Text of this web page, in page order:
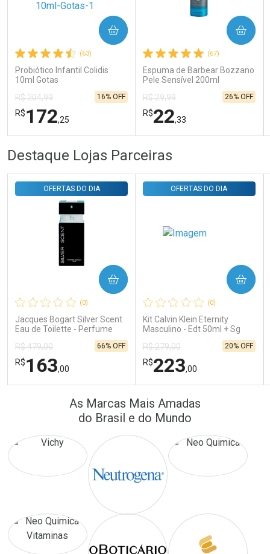
Comprar sem Desconto
Por R$ 29,30/cada
Comprar sem Desconto
Por R$ 29,30/cada
(63)
Probiótico Infantil Colidis
10ml Gotas
R$ 204,99
R$172,25
16% OFF
COMPRAR
FECHAR
Laboratório
Comprar sem Desconto
Por R$ 172,25/cada
FECHAR
Por Menos
Comprar sem Desconto
Por R$ 172,25/cada
(67)
Espuma de Barbear Bozzano
Pele Sensível 200ml
R$ 29,99
R$22,33
26% OFF
COMPRAR
Comprar sem Desconto
Por R$ 22,33/cada
Comprar sem Desconto
Por R$ 22,33/cada
Destaque Lojas Parceiras
(0)
Jacques Bogart Silver Scent
Eau de Toilette - Perfume
OFERTAS DO DIA
R$ 479,00
R$163,00
66% OFF
COMPRAR
FECHAR
Ativar Desconto
FECHAR
Por Menos
(0)
Kit Calvin Klein Eternity
Masculino - Edt 50ml + Sg
OFERTAS DO DIA
R$ 279,00
R$223,00
20% OFF
COMPRAR
Laboratório
Ativar Desconto
Por Menos
As Marcas Mais Amadas
do Brasil e do Mundo